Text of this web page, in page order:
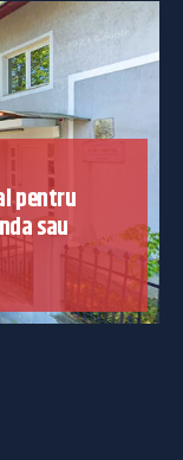
pentru
sau